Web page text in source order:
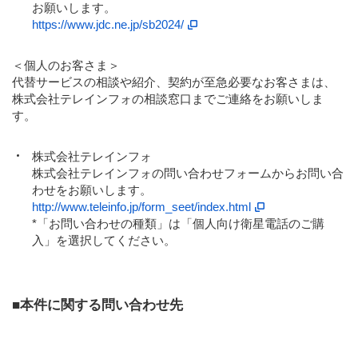
お願いします。
https://www.jdc.ne.jp/sb2024/
＜個人のお客さま＞
代替サービスの相談や紹介、契約が至急必要なお客さまは、
株式会社テレインフォの相談窓口までご連絡をお願いしま
す。
株式会社テレインフォ
株式会社テレインフォの問い合わせフォームからお問い合
わせをお願いします。
http://www.teleinfo.jp/form_seet/index.html
*「お問い合わせの種類」は「個人向け衛星電話のご購
入」を選択してください。
■本件に関する問い合わせ先